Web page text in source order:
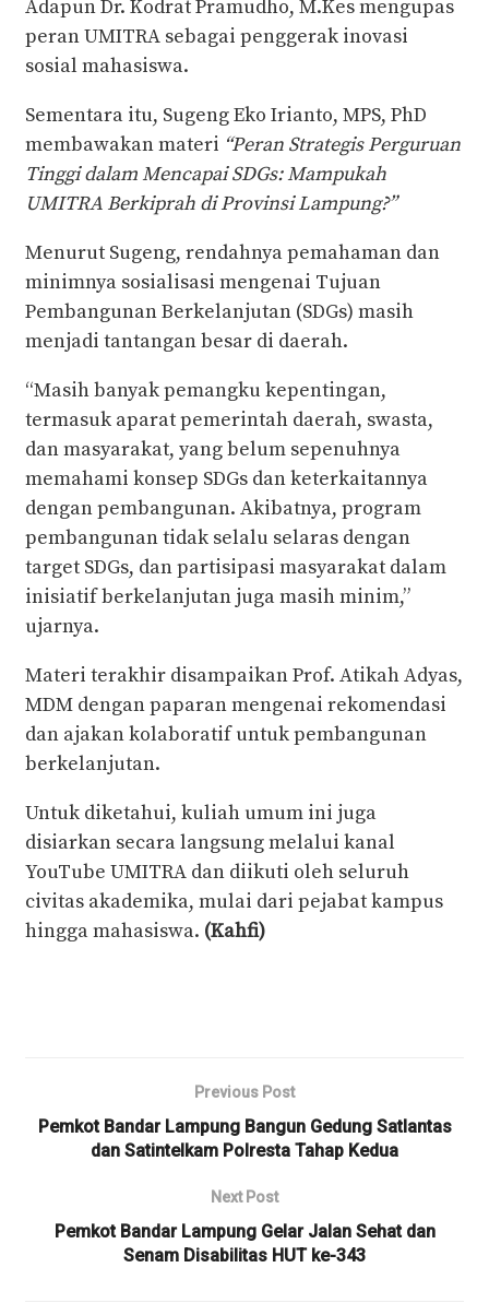
Adapun Dr. Kodrat Pramudho, M.Kes mengupas
peran UMITRA sebagai penggerak inovasi
sosial mahasiswa.
Sementara itu, Sugeng Eko Irianto, MPS, PhD
membawakan materi “Peran Strategis Perguruan
Tinggi dalam Mencapai SDGs: Mampukah
UMITRA Berkiprah di Provinsi Lampung?”
Menurut Sugeng, rendahnya pemahaman dan
minimnya sosialisasi mengenai Tujuan
Pembangunan Berkelanjutan (SDGs) masih
menjadi tantangan besar di daerah.
“Masih banyak pemangku kepentingan,
termasuk aparat pemerintah daerah, swasta,
dan masyarakat, yang belum sepenuhnya
memahami konsep SDGs dan keterkaitannya
dengan pembangunan. Akibatnya, program
pembangunan tidak selalu selaras dengan
target SDGs, dan partisipasi masyarakat dalam
inisiatif berkelanjutan juga masih minim,”
ujarnya.
Materi terakhir disampaikan Prof. Atikah Adyas,
MDM dengan paparan mengenai rekomendasi
dan ajakan kolaboratif untuk pembangunan
berkelanjutan.
Untuk diketahui, kuliah umum ini juga
disiarkan secara langsung melalui kanal
YouTube UMITRA dan diikuti oleh seluruh
civitas akademika, mulai dari pejabat kampus
hingga mahasiswa. (Kahfi)
Previous Post
Pemkot Bandar Lampung Bangun Gedung Satlantas
dan Satintelkam Polresta Tahap Kedua
Next Post
Pemkot Bandar Lampung Gelar Jalan Sehat dan
Senam Disabilitas HUT ke-343